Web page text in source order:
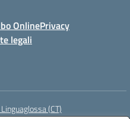
OnlinePrivacy
legali
(CT)